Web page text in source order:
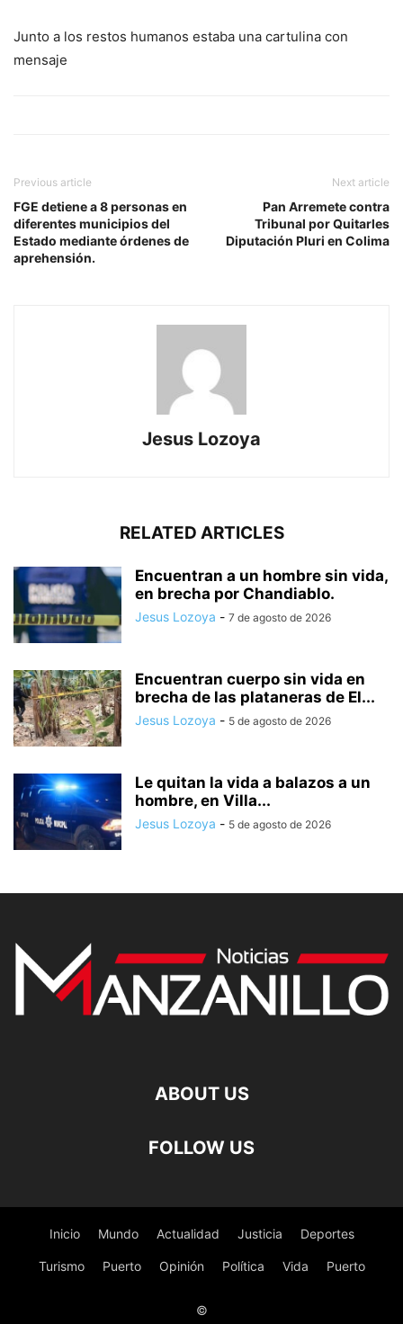
Junto a los restos humanos estaba una cartulina con
mensaje
Previous article
FGE detiene a 8 personas en
diferentes municipios del
Estado mediante órdenes de
aprehensión.
Next article
Pan Arremete contra
Tribunal por Quitarles
Diputación Pluri en Colima
Jesus Lozoya
RELATED ARTICLES
Encuentran a un hombre sin vida,
en brecha por Chandiablo.
Jesus Lozoya - 7 de agosto de 2026
Encuentran cuerpo sin vida en
brecha de las plataneras de El...
Jesus Lozoya - 5 de agosto de 2026
Le quitan la vida a balazos a un
hombre, en Villa...
Jesus Lozoya - 5 de agosto de 2026
ABOUT US
FOLLOW US
Inicio Mundo Actualidad Justicia Deportes
Turismo Puerto Opinión Política Vida Puerto
©